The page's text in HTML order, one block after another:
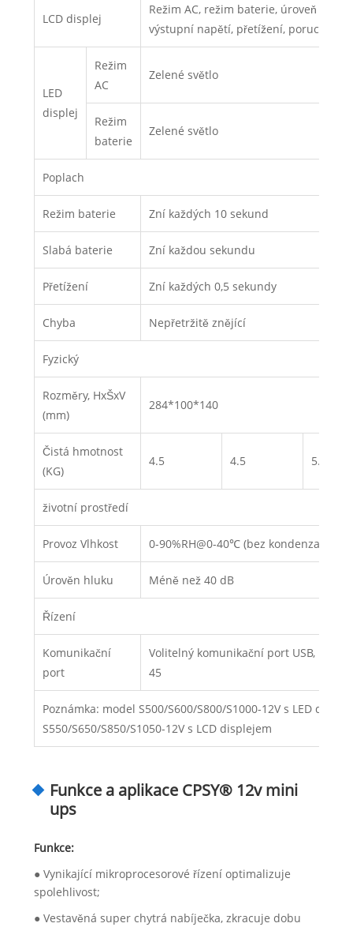
LCD displej
Režim AC, režim baterie, úroveň
výstupní napětí, přetížení, porucha a
LED
displej
Režim
AC
Zelené světlo
Režim
baterie
Zelené světlo
Poplach
Režim baterie Zní každých 10 sekund
Slabá baterie Zní každou sekundu
Přetížení Zní každých 0,5 sekundy
Chyba Nepřetržitě znějící
Fyzický
Rozměry, HxŠxV
(mm)
284*100*140
Čistá hmotnost
(KG)
4.5 4.5 5.1
životní prostředí
Provoz Vlhkost 0-90%RH@0-40℃ (bez kondenzace)
Úrověn hluku Méně než 40 dB
Řízení
Komunikační
port
Volitelný komunikační port USB, RS232
45
Poznámka: model S500/S600/S800/S1000-12V s LED
S550/S650/S850/S1050-12V s LCD displejem
Funkce a aplikace CPSY® 12v mini
ups
Funkce:
● Vynikající mikroprocesorové řízení optimalizuje
spolehlivost;
● Vestavěná super chytrá nabíječka, zkracuje dobu